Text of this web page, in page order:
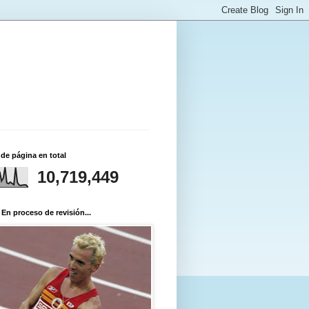
página en total
10,719,449
En proceso de revisión...